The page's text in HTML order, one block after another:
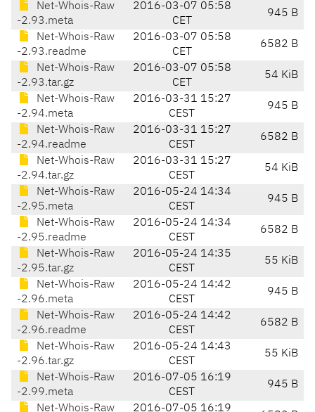
Net-Whois-Raw
-2.93.meta
2016-03-07 05:58
CET
945 B
Net-Whois-Raw
-2.93.readme
2016-03-07 05:58
CET
6582 B
Net-Whois-Raw
-2.93.tar.gz
2016-03-07 05:58
CET
54 KiB
Net-Whois-Raw
-2.94.meta
2016-03-31 15:27
CEST
945 B
Net-Whois-Raw
-2.94.readme
2016-03-31 15:27
CEST
6582 B
Net-Whois-Raw
-2.94.tar.gz
2016-03-31 15:27
CEST
54 KiB
Net-Whois-Raw
-2.95.meta
2016-05-24 14:34
CEST
945 B
Net-Whois-Raw
-2.95.readme
2016-05-24 14:34
CEST
6582 B
Net-Whois-Raw
-2.95.tar.gz
2016-05-24 14:35
CEST
55 KiB
Net-Whois-Raw
-2.96.meta
2016-05-24 14:42
CEST
945 B
Net-Whois-Raw
-2.96.readme
2016-05-24 14:42
CEST
6582 B
Net-Whois-Raw
-2.96.tar.gz
2016-05-24 14:43
CEST
55 KiB
Net-Whois-Raw
-2.99.meta
2016-07-05 16:19
CEST
945 B
Net-Whois-Raw
2016-07-05 16:19